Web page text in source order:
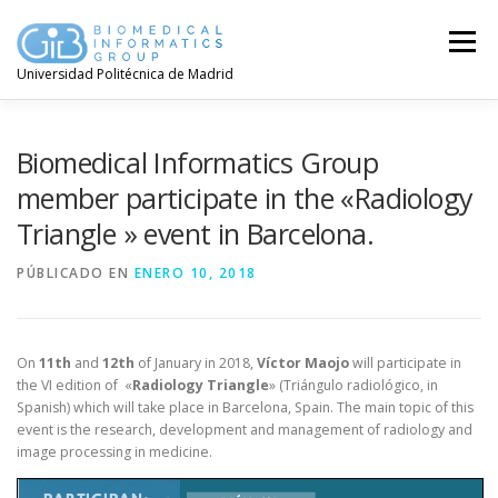
contenido
Universidad Politécnica de Madrid
Menú
Biomedical Informatics Group
member participate in the «Radiology
Triangle » event in Barcelona.
PÚBLICADO EN ENERO 10, 2018
On 11th and 12th of January in 2018, Víctor Maojowill participate in
the VI edition of «Radiology Triangle» (Triángulo radiológico, in
Spanish) which will take place in Barcelona, Spain. The main topic of this
event is the research, development and management of radiology and
image processing in medicine.